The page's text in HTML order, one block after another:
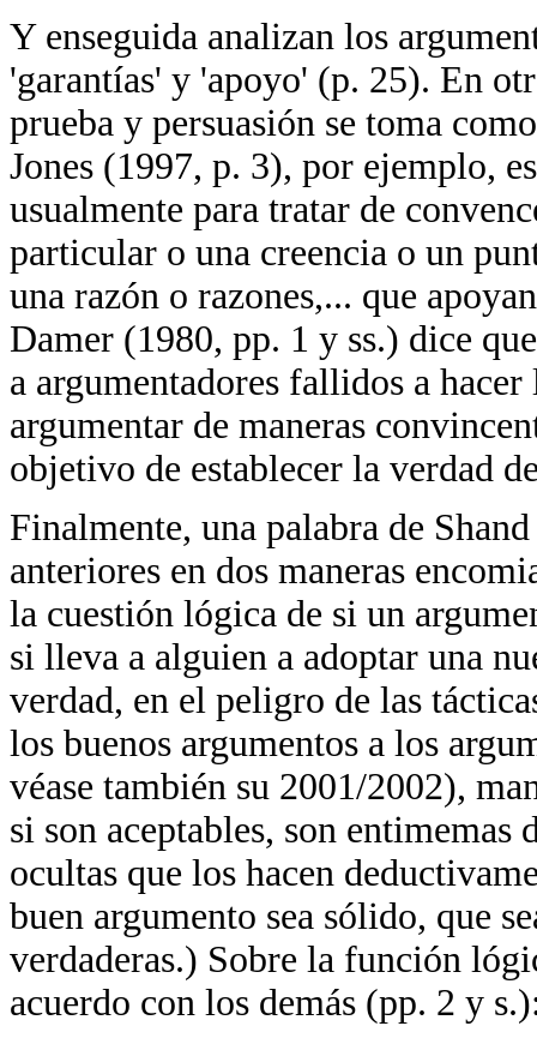
Y enseguida analizan los
'garantías' y 'apoyo' (p. 25). En
prueba y persuasión se toma
Jones (1997, p. 3), por ejemplo,
usualmente para tratar de
particular o una creencia o un
una razón o razones,... que
Damer (1980, pp. 1 y ss.) dice
a argumentadores fallidos a
argumentar de maneras
objetivo de establecer la verdad
Finalmente, una palabra de
anteriores en dos maneras
la cuestión lógica de si un
si lleva a alguien a adoptar una
verdad, en el peligro de las
los buenos argumentos a los
véase también su 2001/2002),
si son aceptables, son
ocultas que los hacen
buen argumento sea sólido, que
verdaderas.) Sobre la función
acuerdo con los demás (pp. 2 y